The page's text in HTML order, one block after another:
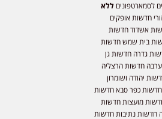
לסמארטפוניםללא
חדשות אופקים
אשדוד חדשות
בית שמש חדשות
גדרה חדשות גן
חדשות הרצליה
יהודה ושומרון
כפר סבא חדשות
מועצות חדשות
חדשות נתיבות חדשות